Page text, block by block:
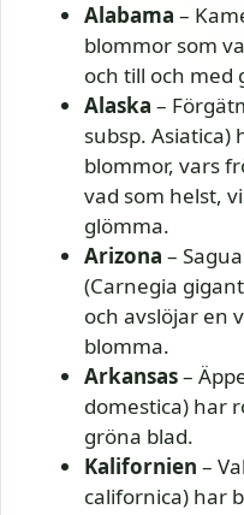
Alabama –
blommor som
och till och med
Alaska –
subsp. Asiatica)
blommor, vars
vad som helst,
glömma.
Arizona –
(Carnegia
och avslöjar en
blomma.
Arkansas–
domestica) har
gröna blad.
Kalifornien –
californica) har